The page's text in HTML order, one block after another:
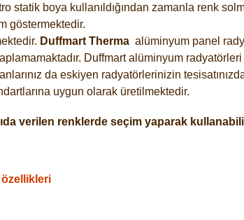
statik boya kullanıldığından zamanla renk
göstermektedir.
Duffmart Therma alüminyum panel
Duffmart alüminyum
da eskiyen radyatörlerinizin
uygun olarak üretilmektedir.
verilen renklerde seçim yaparak